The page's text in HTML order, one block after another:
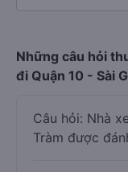
Những câu hỏi
đi Quận 10 - Sài
Câu hỏi: Nhà
Tràm được